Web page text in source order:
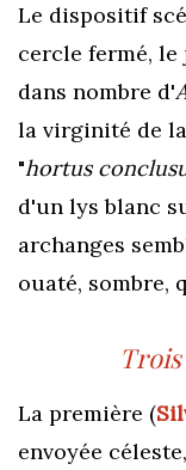
Le dispositif
cercle fermé,
dans nombre d'
la virginité de
"hortus
d'un lys blanc
archanges
ouaté, sombre,
La première (
envoyée